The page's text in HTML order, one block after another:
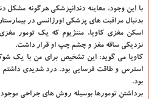
با این وجود، معاینه دندانپزشکی هرگونه مشکل
بدنبال مراقبت های پزشکی اورژانسی در
اسکن مغزی کاویا، مننژیوم که یک تومور
نزدیکی ساقه مغز و چشم چپ او قرار داشت.
کاویا می گوید: این تشخیص برای من با یک شوک
استرس و طاقت فرسایی بود. درد شدیدی داشتم
بود.
برداشتن تومورها بوسیله روش های جراحی